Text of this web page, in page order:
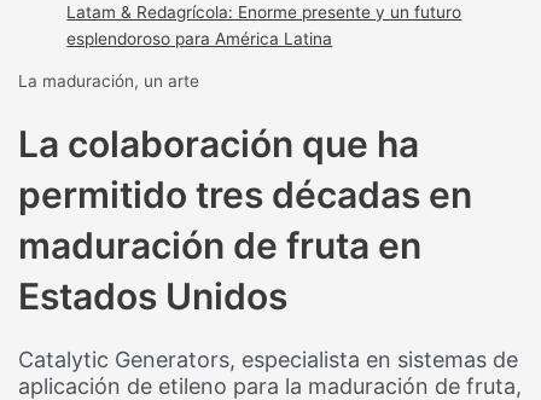
Latam & Redagrícola: Enorme presente y un futuro
esplendoroso para América Latina
La maduración, un arte
La colaboración que ha
permitido tres décadas en
maduración de fruta en
Estados Unidos
Catalytic Generators, especialista en sistemas de
aplicación de etileno para la maduración de fruta,